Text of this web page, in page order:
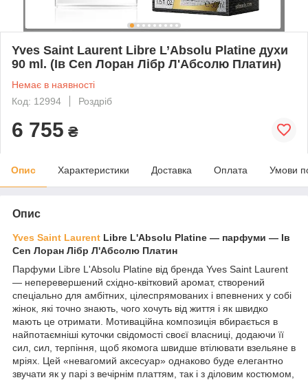
Yves Saint Laurent Libre L’Absolu Platine духи
90 ml. (Ів Cen Лоран Лібр Л'Абсолю Платин)
Немає в наявності
Код: 12994
Роздріб
6 755 ₴
Опис Характеристики Доставка Оплата Умови
Опис
Yves Saint Laurent Libre L'Absolu Platine — парфуми — Ів
Cen Лоран Лібр Л'Абсолю Платин
Парфуми Libre L'Absolu Platine від бренда Yves Saint Laurent
— неперевершений східно-квітковий аромат, створений
спеціально для амбітних, цілеспрямованих і впевнених у собі
жінок, які точно знають, чого хочуть від життя і як швидко
мають це отримати. Мотиваційна композиція вбирається в
найпотаємніші куточки свідомості своєї власниці, додаючи її
сил, сил, терпіння, щоб якомога швидше втілювати взельяне в
мріях. Цей «невагомий аксесуар» однаково буде елегантно
звучати як у парі з вечірнім платтям, так і з діловим костюмом,